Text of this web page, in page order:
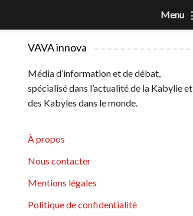
VAVA innova
Média d’information et de débat,
spécialisé dans l’actualité de la Kabylie et
des Kabyles dans le monde.
À propos
Nous contacter
Mentions légales
Politique de confidentialité
Menu